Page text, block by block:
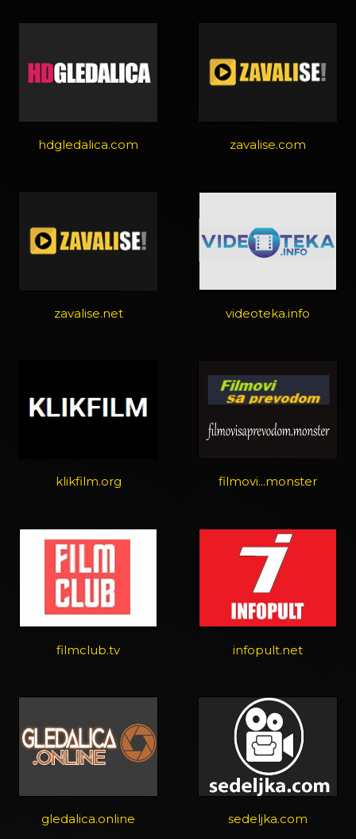
hdgledalica.com zavalise.com
zavalise.net videoteka.info
klikfilm.org filmovi...monster
filmclub.tv infopult.net
gledalica.online sedeljka.com